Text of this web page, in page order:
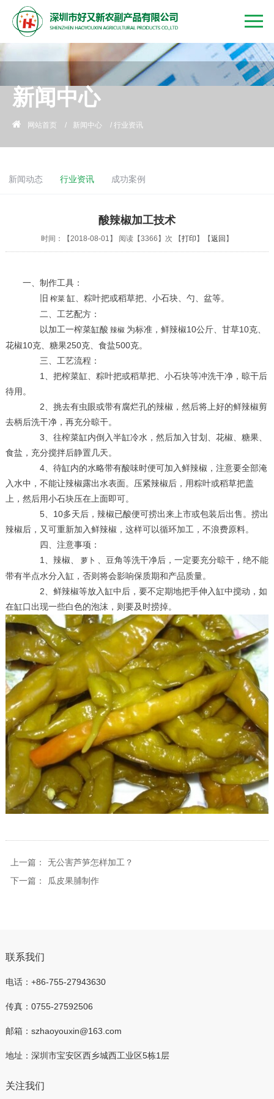
新闻中心
网站首页 / 新闻中心 / 行业资讯
新闻动态 行业资讯 成功案例
酸辣椒加工技术
时间：【2018-08-01】 阅读【3366】次 【打印 】【返回 】
一、制作工具：
旧 榨菜 缸、粽叶把或稻草把、小石块、勺、盆等。
二、工艺配方：
以加工一榨菜缸酸 辣椒 为标准，鲜辣椒10公斤、甘草10克、
花椒10克、糖果250克、食盐500克。
三、工艺流程：
1、把榨菜缸、粽叶把或稻草把、小石块等冲洗干净，晾干后
待用。
2、挑去有虫眼或带有腐烂孔的辣椒，然后将上好的鲜辣椒剪
去柄后洗干净，再充分晾干。
3、往榨菜缸内倒入半缸冷水，然后加入甘划、花椒、糖果、
食盐，充分搅拌后静置几天。
4、待缸内的水略带有酸味时便可加入鲜辣椒，注意要全部淹
入水中，不能让辣椒露出水表面。压紧辣椒后，用粽叶或稻草把盖
上，然后用小石块压在上面即可。
5、10多天后，辣椒已酸便可捞出来上市或包装后出售。捞出
辣椒后，又可重新加入鲜辣椒，这样可以循环加工，不浪费原料。
四、注意事项：
1、辣椒、
萝卜
、豆角等洗干净后，一定要充分晾干，绝不能
带有半点水分入缸，否则将会影响保质期和产品质量。
2、鲜辣椒等放入缸中后，要不定期地把手伸入缸中搅动，如
在缸口出现一些白色的泡沫，则要及时捞掉。
上一篇：
无公害芦笋怎样加工？
下一篇：
瓜皮果脯制作
联系我们
电话：+86-755-27943630
传真：0755-27592506
邮箱：szhaoyouxin@163.com
地址：深圳市宝安区西乡城西工业区5栋1层
关注我们